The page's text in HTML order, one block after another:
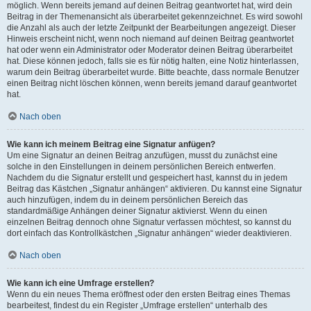
möglich. Wenn bereits jemand auf deinen Beitrag geantwortet hat, wird dein
Beitrag in der Themenansicht als überarbeitet gekennzeichnet. Es wird sowohl
die Anzahl als auch der letzte Zeitpunkt der Bearbeitungen angezeigt. Dieser
Hinweis erscheint nicht, wenn noch niemand auf deinen Beitrag geantwortet
hat oder wenn ein Administrator oder Moderator deinen Beitrag überarbeitet
hat. Diese können jedoch, falls sie es für nötig halten, eine Notiz hinterlassen,
warum dein Beitrag überarbeitet wurde. Bitte beachte, dass normale Benutzer
einen Beitrag nicht löschen können, wenn bereits jemand darauf geantwortet
hat.
Nach oben
Wie kann ich meinem Beitrag eine Signatur anfügen?
Um eine Signatur an deinen Beitrag anzufügen, musst du zunächst eine
solche in den Einstellungen in deinem persönlichen Bereich entwerfen.
Nachdem du die Signatur erstellt und gespeichert hast, kannst du in jedem
Beitrag das Kästchen „Signatur anhängen“ aktivieren. Du kannst eine Signatur
auch hinzufügen, indem du in deinem persönlichen Bereich das
standardmäßige Anhängen deiner Signatur aktivierst. Wenn du einen
einzelnen Beitrag dennoch ohne Signatur verfassen möchtest, so kannst du
dort einfach das Kontrollkästchen „Signatur anhängen“ wieder deaktivieren.
Nach oben
Wie kann ich eine Umfrage erstellen?
Wenn du ein neues Thema eröffnest oder den ersten Beitrag eines Themas
bearbeitest, findest du ein Register „Umfrage erstellen“ unterhalb des